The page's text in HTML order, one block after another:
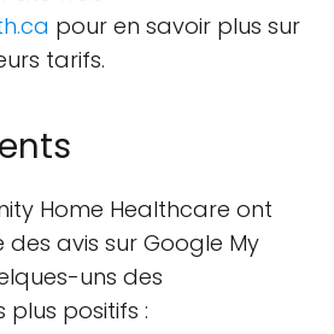
pour en savoir plus sur
tarifs.
Home Healthcare ont
avis sur Google My
uns des
positifs :